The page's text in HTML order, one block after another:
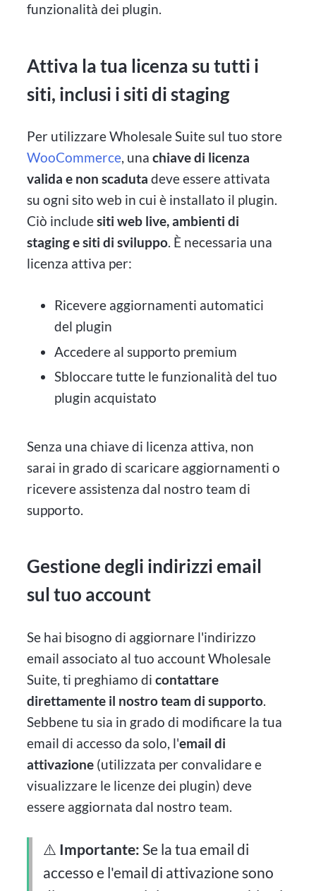
funzionalità dei plugin.
Attiva la tua licenza su tutti i
siti, inclusi i siti di staging
Per utilizzare Wholesale Suite sul tuo store
WooCommerce, unachiave di licenza
valida e non scaduta deve essere attivata
su ogni sito web in cui è installato il plugin.
Ciò includesiti web live, ambienti di
staging e siti di sviluppo. È necessaria una
licenza attiva per:
Ricevere aggiornamenti automatici
del plugin
Accedere al supporto premium
Sbloccare tutte le funzionalità del tuo
plugin acquistato
Senza una chiave di licenza attiva, non
sarai in grado di scaricare aggiornamenti o
ricevere assistenza dal nostro team di
supporto.
Gestione degli indirizzi email
sul tuo account
Se hai bisogno di aggiornare l'indirizzo
email associato al tuo account Wholesale
Suite, ti preghiamo dicontattare
direttamente il nostro team di supporto
Sebbene tu sia in grado di modificare la tua
email di accesso da solo, l'email di
attivazione (utilizzata per convalidare e
visualizzare le licenze dei plugin) deve
essere aggiornata dal nostro team.
⚠️ Importante: Se la tua email di
accesso e l'email di attivazione sono